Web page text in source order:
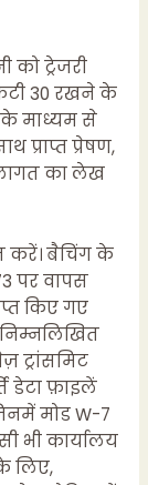
ट्रेजरी
30 रखने के
के माध्यम से
प्राप्त प्रेषण,
लागत का लेख
करें। बैचिंग के
पर वापस
किए गए
डेटा फ़ाइलें
मोड W-7
भी कार्यालय
लिए,